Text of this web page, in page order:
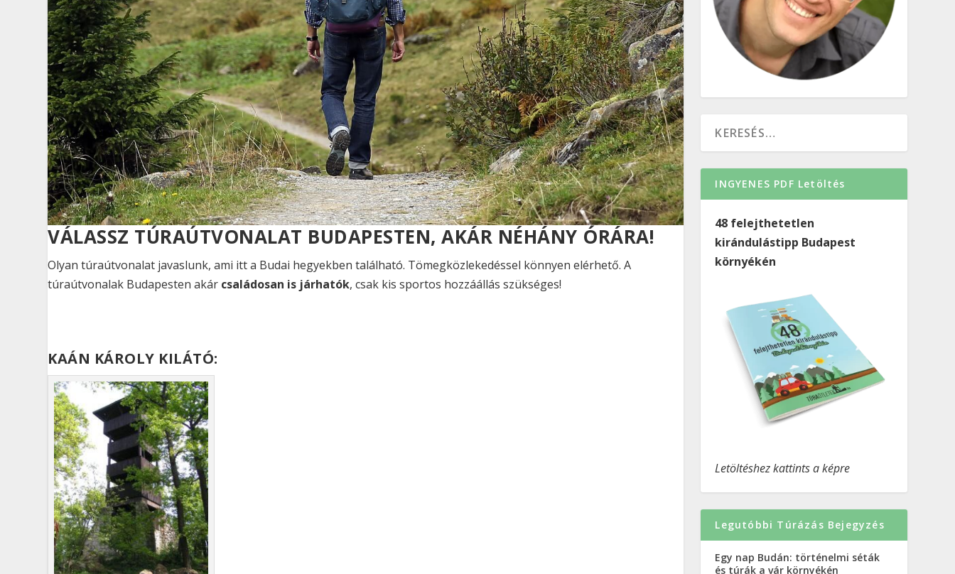
VÁLASSZ TÚRAÚTVONALAT BUDAPESTEN, AKÁR NÉHÁNY ÓRÁRA!
Olyan túraútvonalat javaslunk, ami itt a Budai hegyekben található. Tömegközlekedéssel könnyen elérhető. A
túraútvonalak Budapesten akár családosan is járhatók, csak kis sportos hozzáállás szükséges!
KAÁN KÁROLY KILÁTÓ:
INGYENES PDF Letöltés
48 felejthetetlen
kirándulástipp Budapest
környékén
Letöltéshez kattints a képre
Legutóbbi Túrázás Bejegyzés
Egy nap Budán: történelmi séták
és túrák a vár környékén